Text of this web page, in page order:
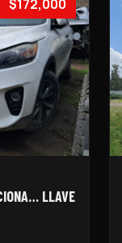
$172,000
LLAVE